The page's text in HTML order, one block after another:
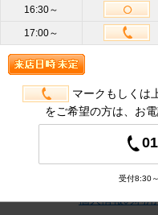
携帯電話
メールア
ドレス必
須
※クリ
16:30～
17:00～
マークもしくは
をご希望の方は、お
受付8:30
個人情報の利